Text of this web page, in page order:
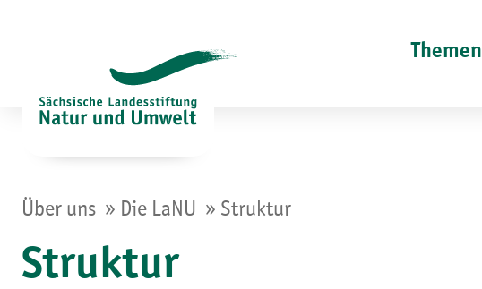
Themen
Über uns » Die LaNU » Struktur
Struktur